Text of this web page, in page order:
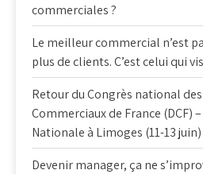
commerciales ?
Le meilleur commercial n’est
plus de clients. C’est celui qui
Retour du Congrès national
Commerciaux de France (DCF)
Nationale à Limoges (11-13 juin)
Devenir manager, ça ne